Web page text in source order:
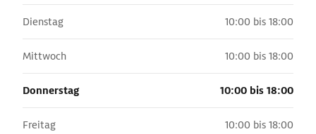
Dienstag 10:00 bis 18:00
Mittwoch 10:00 bis 18:00
Donnerstag 10:00 bis 18:00
Freitag 10:00 bis 18:00